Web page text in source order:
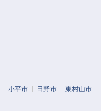
小平市 日野市 東村山市